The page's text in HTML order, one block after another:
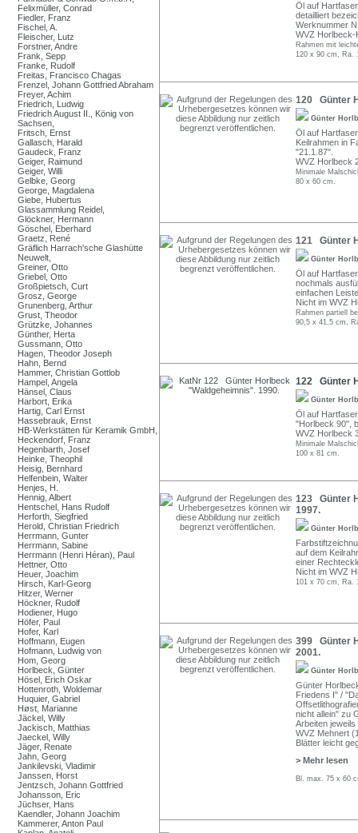
Felixmüller, Conrad
Fiedler, Franz
Fischel, A.
Fleischer, Lutz
Forstner, Andre
Frank, Sepp
Franke, Rudolf
Freitas, Francisco Chagas
Frenzel, Johann Gottfried Abraham
Freyer, Achim
Friedrich, Ludwig
Friedrich August II., König von
Sachsen,
Fritsch, Ernst
Gallasch, Harald
Gaudeck, Franz
Geiger, Raimund
Geiger, Willi
Gelbke, Georg
George, Magdalena
Giebe, Hubertus
Glassammlung Reidel,
Glöckner, Hermann
Göschel, Eberhard
Graetz, René
Gräflich Harrach'sche Glashütte
Neuwelt,
Greiner, Otto
Griebel, Otto
Großpietsch, Curt
Grosz, George
Grunenberg, Arthur
Grust, Theodor
Grützke, Johannes
Günther, Herta
Gussmann, Otto
Hagen, Theodor Joseph
Hahn, Bernd
Hammer, Christian Gottlob
Hampel, Angela
Hänsel, Claus
Harbort, Erika
Hartig, Carl Ernst
Hassebrauk, Ernst
HB-Werkstätten für Keramik GmbH,
Heckendorf, Franz
Hegenbarth, Josef
Heinke, Theophil
Heisig, Bernhard
Helfenbein, Walter
Henjes, H.
Hennig, Albert
Hentschel, Hans Rudolf
Herforth, Siegfried
Herold, Christian Friedrich
Herrmann, Gunter
Herrmann, Sabine
Herrmann (Henri Héran), Paul
Hettner, Otto
Heuer, Joachim
Hirsch, Karl-Georg
Hitzer, Werner
Höckner, Rudolf
Hodiener, Hugo
Höfer, Paul
Hofer, Karl
Hoffmann, Eugen
Hofmann, Ludwig von
Hom, Georg
Horlbeck, Günter
Hösel, Erich Oskar
Hottenroth, Woldemar
Huquier, Gabriel
Høst, Marianne
Jäckel, Willy
Jackisch, Matthias
Jaeckel, Willy
Jäger, Renate
Jahn, Georg
Jankilevski, Vladimir
Janssen, Horst
Jentzsch, Johann Gottfried
Johansson, Eric
Jüchser, Hans
Kaendler, Johann Joachim
Kammerer, Anton Paul
Öl auf
detailliert
Werknummer
WVZ Horlbeck-
Rahmen mit
120 x 90 cm, Ra.
120 Günter
Günter
Öl auf
Keilrahmen in
"21.1.87".
WVZ Horlbeck
Minimale
80 x 60 cm.
121 Günter
Günter
Öl auf
nochmals
einfachen
Nicht im WVZ
Rahmen partiell
90,5 x 41,5 cm,
122 Günter
Günter
Öl auf
"Horlbeck 90",
WVZ Horlbeck
Minimale
100 x 81 cm.
123 Günter
1997.
Günter
auf dem
einer
Nicht im WVZ
101 x 70 cm, Ra.
399 Günter
2001.
Günter
Günter
Friedens I" /
nicht allein" zu
Arbeiten
WVZ Mehnert
Blätter leicht
> Mehr lesen
Bl. max. 75 x 60